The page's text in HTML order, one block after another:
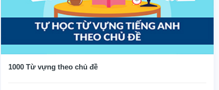
1000 Từ vựng theo chủ đề